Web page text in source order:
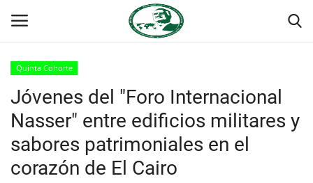
Inicio
Foro Internacional Nasser
Quinta Cohorte
Jóvenes del "Foro Internacional
Nasser" entre edificios militares y
sabores patrimoniales en el
corazón de El Cairo